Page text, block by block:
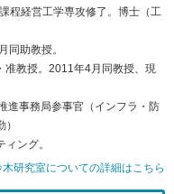
程経営工学専攻修了。博士（工
同助教授。
准教授。2011年4月同教授、現
進事務局参事官（インフラ・防
ング。
研究室についての詳細はこちら